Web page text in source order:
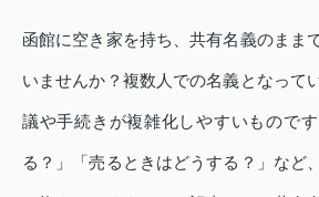
函館に空き家を持ち、共有名義のまま
いませんか？複数人での名義となって
議や手続きが複雑化しやすいもので
る？」「売るときはどうする？」など